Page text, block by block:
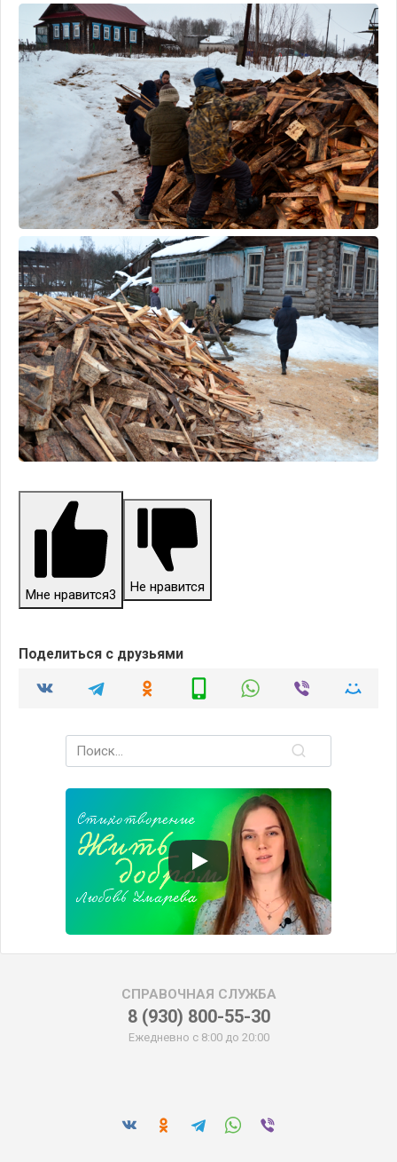
Мне нравится3 Не нравится
Поделиться с друзьями
Search
for:
СПРАВОЧНАЯ СЛУЖБА
8 (930) 800-55-30
Ежедневно с 8:00 до 20:00